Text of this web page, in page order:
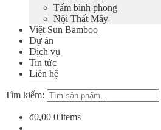
Tấm bình phong
Nội Thất Mây
Việt Sun Bamboo
Dự án
Dịch vụ
Tin tức
Liên hệ
Tìm kiếm:
₫0,00 0 items